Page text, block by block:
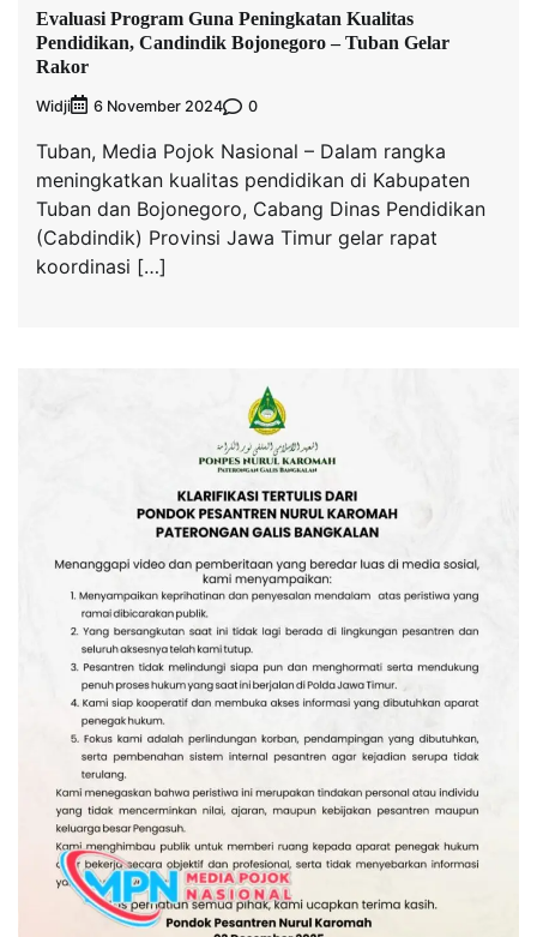
Evaluasi Program Guna Peningkatan Kualitas
Pendidikan, Candindik Bojonegoro – Tuban Gelar
Rakor
Widji 6 November 2024 0
Tuban, Media Pojok Nasional – Dalam rangka
meningkatkan kualitas pendidikan di Kabupaten
Tuban dan Bojonegoro, Cabang Dinas Pendidikan
(Cabdindik) Provinsi Jawa Timur gelar rapat
koordinasi […]